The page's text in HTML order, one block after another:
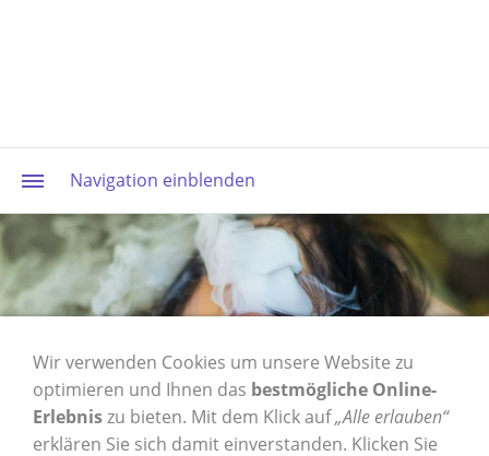
Navigation einblenden
ELFLIQ - SPEARMINT -
Wir verwenden Cookies um unsere Website zu
optimieren und Ihnen das bestmögliche Online-
Erlebniszu bieten. Mit dem Klick auf„Alle erlauben“
erklären Sie sich damit einverstanden. Klicken Sie